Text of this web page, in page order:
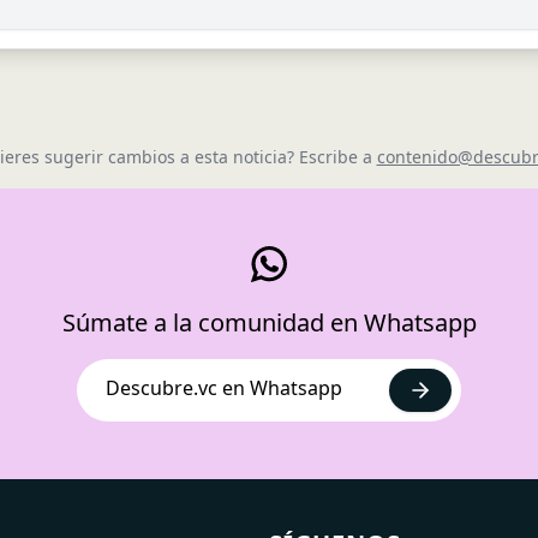
sugerir cambios a esta noticia? Escribe a
Súmate a la comunidad en Whatsapp
Descubre.vc en Whatsapp